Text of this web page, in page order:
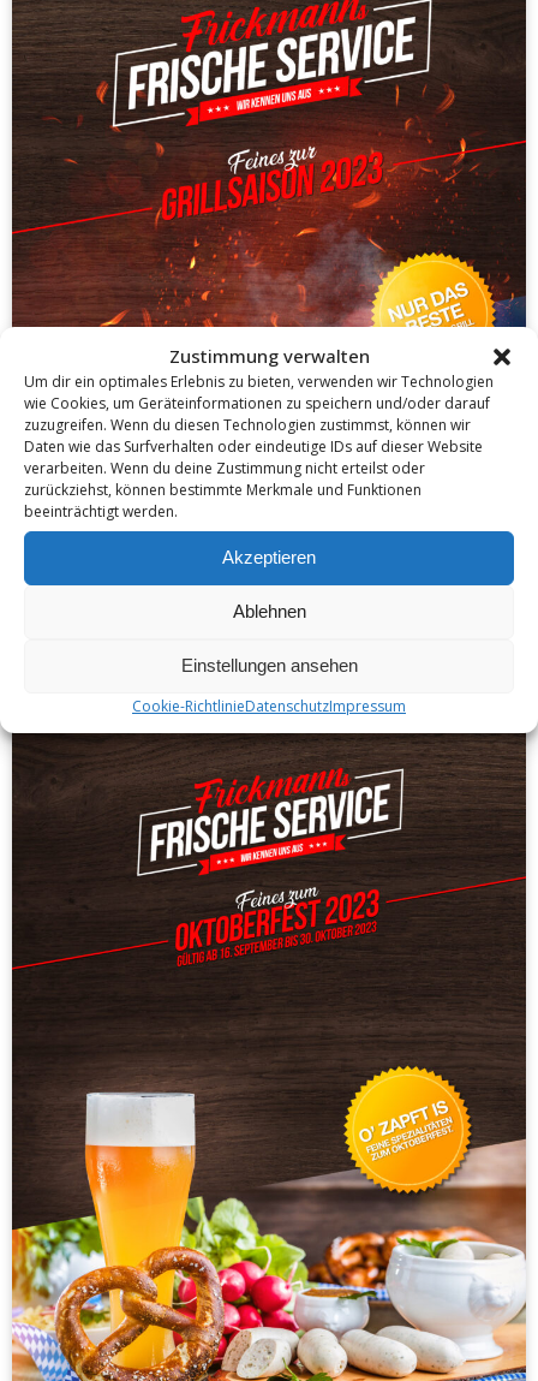
Zustimmung verwalten
Um dir ein optimales Erlebnis zu bieten, verwenden wir Technologien
wie Cookies, um Geräteinformationen zu speichern und/oder darauf
zuzugreifen. Wenn du diesen Technologien zustimmst, können wir
Daten wie das Surfverhalten oder eindeutige IDs auf dieser Website
verarbeiten. Wenn du deine Zustimmung nicht erteilst oder
zurückziehst, können bestimmte Merkmale und Funktionen
beeinträchtigt werden.
Akzeptieren
Ablehnen
Einstellungen ansehen
Cookie-RichtlinieDatenschutzImpressum